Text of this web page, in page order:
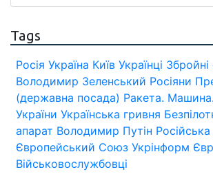
Tags
Росія Україна Київ Українці Збройні
Володимир Зеленський Росіяни
(державна посада) Ракета. Машина.
України Українська гривня
апарат Володимир Путін
Європейський Союз Укрінформ
Військовослужбовці